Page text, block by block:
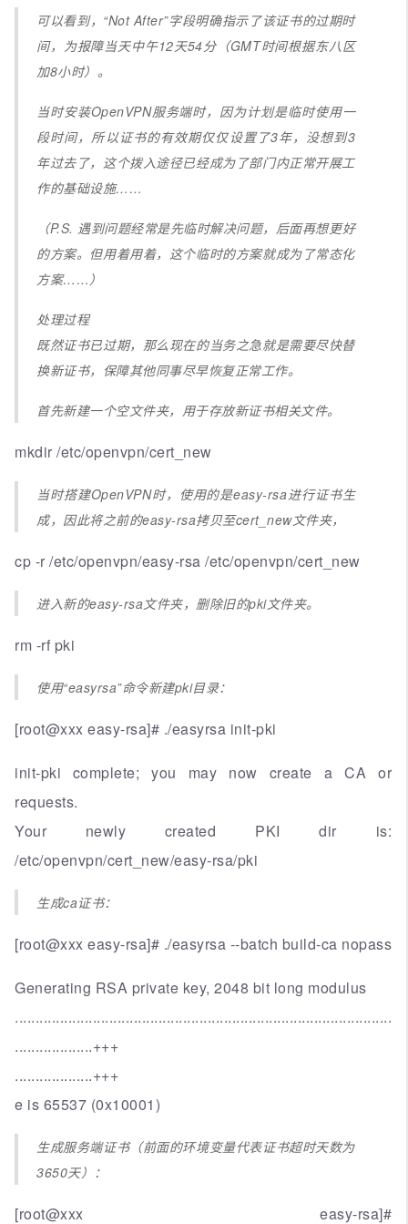
可以看到，“Not After”字段明确指示了该证书的过期时
间，为报障当天中午12天54分（GMT时间根据东八区
加8小时）。
当时安装OpenVPN服务端时，因为计划是临时使用一
段时间，所以证书的有效期仅仅设置了3年，没想到3
年过去了，这个拨入途径已经成为了部门内正常开展工
作的基础设施……
（P.S. 遇到问题经常是先临时解决问题，后面再想更好
的方案。但用着用着，这个临时的方案就成为了常态化
方案……）
处理过程
既然证书已过期，那么现在的当务之急就是需要尽快替
换新证书，保障其他同事尽早恢复正常工作。
首先新建一个空文件夹，用于存放新证书相关文件。
mkdir /etc/openvpn/cert_new
当时搭建OpenVPN时，使用的是easy-rsa进行证书生
成，因此将之前的easy-rsa拷贝至cert_new文件夹，
cp -r /etc/openvpn/easy-rsa /etc/openvpn/cert_new
进入新的easy-rsa文件夹，删除旧的pki文件夹。
rm -rf pki
使用“easyrsa”命令新建pki目录：
[root@xxx easy-rsa]# ./easyrsa init-pki
init-pki complete; you may now create a CA or
requests.
Your newly created PKI dir is:
/etc/openvpn/cert_new/easy-rsa/pki
生成ca证书：
[root@xxx easy-rsa]# ./easyrsa --batch build-ca nopass
Generating RSA private key, 2048 bit long modulus
............................................................................................
...................+++
...................+++
e is 65537 (0x10001)
生成服务端证书（前面的环境变量代表证书超时天数为
3650天）：
[root@xxx easy-rsa]#